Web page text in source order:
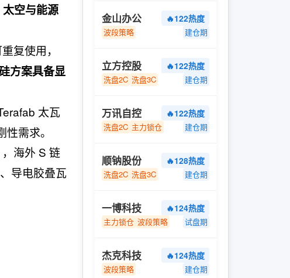
空与能源
复使用，
方案具备显
太瓦
需求。
海外 S 链
导电胶叠瓦
金山办公 🔥122热度
波段策略 建仓期
立方控股 🔥122热度
洗盘2C 洗盘3C 建仓期
万讯自控 🔥122热度
洗盘2C 主力锁仓 建仓期
顺钠股份 🔥128热度
洗盘2C 洗盘3C 建仓期
一博科技 🔥124热度
主力锁仓 波段策略 试盘期
杰克科技 🔥124热度
波段策略 建仓期